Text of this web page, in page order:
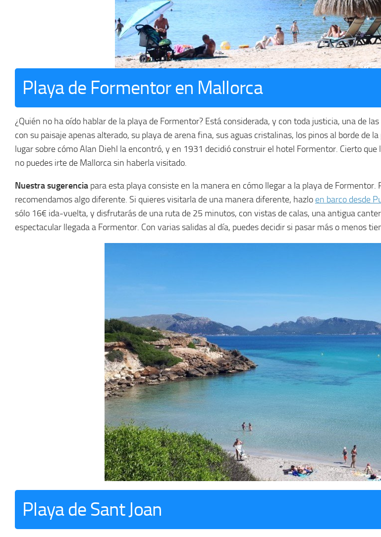
Playa de Formentor en Mallorca
¿Quién no ha oído hablar de la playa de Formentor? Está considerada, y con toda justicia, una de
con su paisaje apenas alterado, su playa de arena fina, sus aguas cristalinas, los pinos al borde
lugar sobre cómo Alan Diehl la encontró, y en 1931 decidió construir el hotel Formentor. Cierto que
no puedes irte de Mallorca sin haberla visitado.
Nuestra sugerencia para esta playa consiste en la manera en cómo llegar a la playa de
recomendamos algo diferente. Si quieres visitarla de una manera diferente, hazlo en barco desde
sólo 16€ ida-vuelta, y disfrutarás de una ruta de 25 minutos, con vistas de calas, una antigua
espectacular llegada a Formentor. Con varias salidas al día, puedes decidir si pasar más o menos
Playa de Sant Joan